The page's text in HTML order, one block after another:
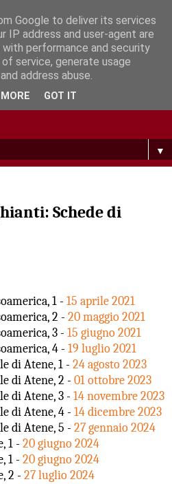
▼
Schede di
1 - 15 aprile 2021
2 - 20 maggio 2021
3 - 15 giugno 2021
4 - 19 luglio 2021
di Atene, 1 - 24 agosto 2023
di Atene, 2 - 01 ottobre 2023
di Atene, 3 - 14 novembre 2023
di Atene, 4 - 14 dicembre 2023
di Atene, 5 - 27 gennaio 2024
1 - 20 giugno 2024
1 - 20 giugno 2024
2 - 27 luglio 2024
Google to deliver its services
IP address and user-agent are
performance and security
service, generate usage
address abuse.
GOT IT